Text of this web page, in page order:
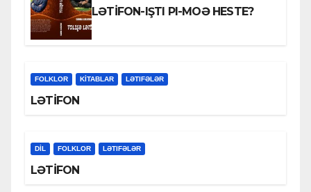
LƏTİFON-IŞTI PI-MOƏ HESTE?
FOLKLOR KİTABLAR LƏTIFƏLƏR
LƏTİFON
DİL FOLKLOR LƏTIFƏLƏR
LƏTİFON